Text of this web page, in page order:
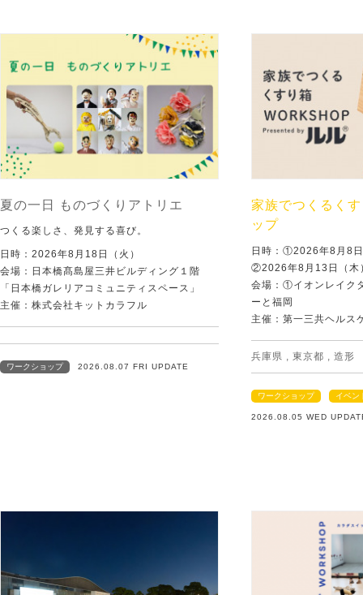
夏の一日 ものづくりアトリエ
つくる楽しさ、発見する喜び。
日時：2026年8月18日（火）
会場：日本橋髙島屋三井ビルディング１階
「日本橋ガレリアコミュニティスペース」
主催：株式会社キットカラフル
ワークショップ 2026.08.07 FRI UPDATE
家族でつくるく
ップ
日時：①2026年8月8
②2026年8月13日（木
会場：①イオンレイ
ーと福岡
主催：第一三共ヘルス
兵庫県 東京都 造形
ワークショップ イベン
2026.08.05 WED